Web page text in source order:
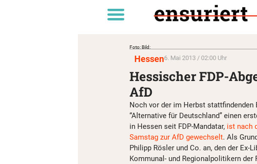
Foto: Bild:
Hessen6. Mai 2013 / 02:00 Uhr
Hessischer FDP-
AfD
Noch vor der im Herbst stattfindenden
“Alternative für Deutschland” einen
in Hessen seit FDP-Mandatar, ist nach
Samstag zur AfD gewechselt. Als
Philipp Rösler und Co. an, den der Ex-
Kommunal- und Regionalpolitikern der